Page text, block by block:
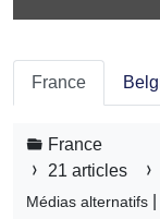
France
France
21 articles
Médias alternatifs